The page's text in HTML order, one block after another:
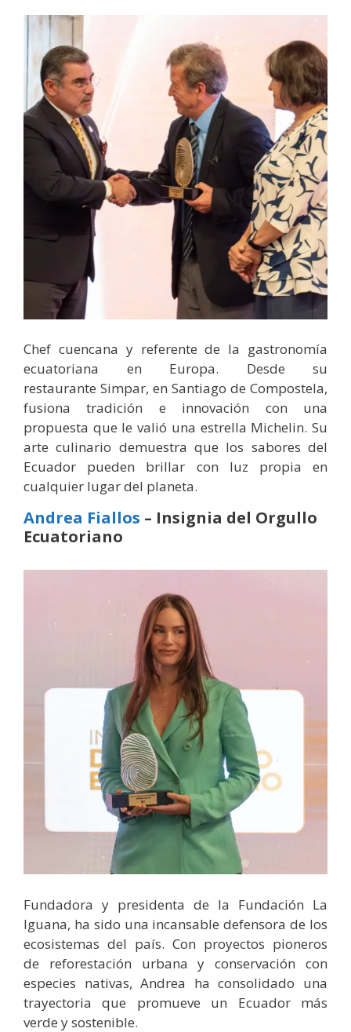
Chef cuencana y referente de la gastronomía
ecuatoriana en Europa. Desde su
restaurante Simpar, en Santiago de Compostela,
fusiona tradición e innovación con una
propuesta que le valió una estrella Michelin. Su
arte culinario demuestra que los sabores del
Ecuador pueden brillar con luz propia en
cualquier lugar del planeta.
Andrea Fiallos – Insignia del Orgullo
Ecuatoriano
Fundadora y presidenta de la Fundación La
Iguana, ha sido una incansable defensora de los
ecosistemas del país. Con proyectos pioneros
de reforestación urbana y conservación con
especies nativas, Andrea ha consolidado una
trayectoria que promueve un Ecuador más
verde y sostenible.